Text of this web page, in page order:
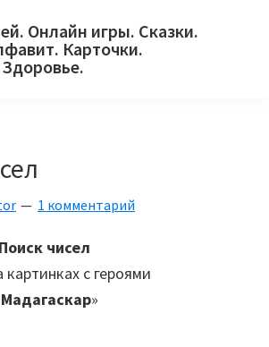
Онлайн игры. Сказки.
Карточки.
1 комментарий
чисел
картинках с героями
Мадагаскар»